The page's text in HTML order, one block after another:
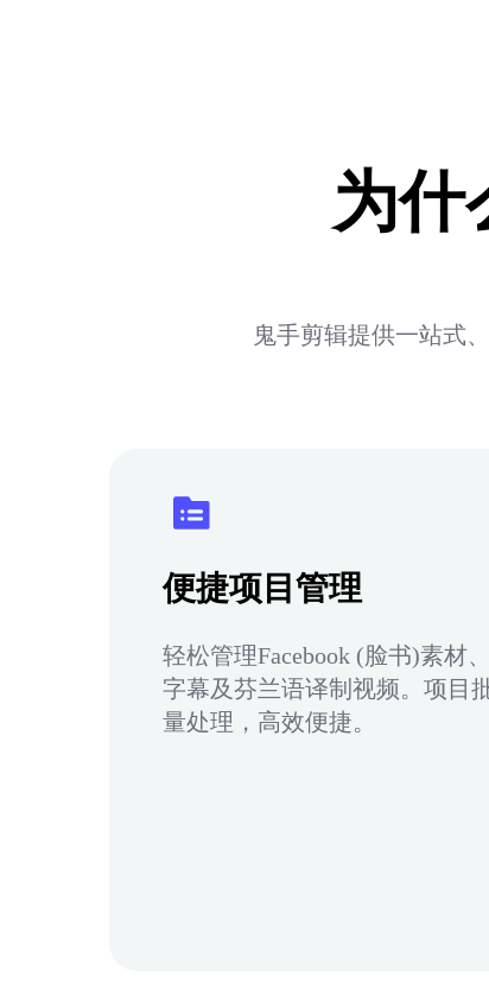
为什
鬼手剪辑提供一站式
便捷项目管理
轻松管理Facebook (脸书)素材、
字幕及芬兰语译制视频。项目
量处理，高效便捷。